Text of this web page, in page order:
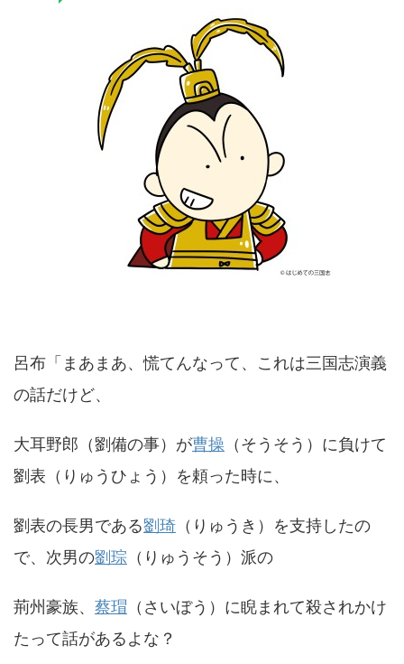
呂布「まあまあ、慌てんなって、これは三国志演義
の話だけど、
大耳野郎（劉備の事）が曹操 （そうそう）に負けて
劉表（りゅうひょう）を頼った時に、
劉表の長男である劉琦 （りゅうき）を支持したの
で、次男の劉琮 （りゅうそう）派の
荊州豪族、 蔡瑁 （さいぼう）に睨まれて殺されかけ
たって話があるよな？